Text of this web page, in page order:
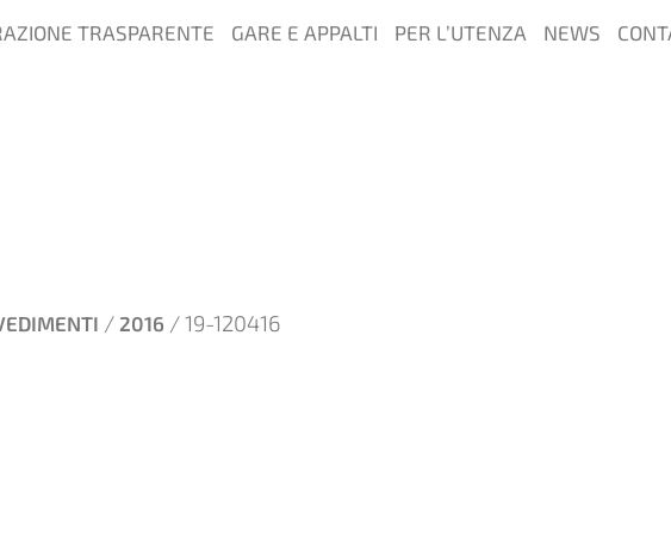
TRASPARENTE GARE E APPALTI PER L’UTENZA NEWS
/ 2016 / 19-120416